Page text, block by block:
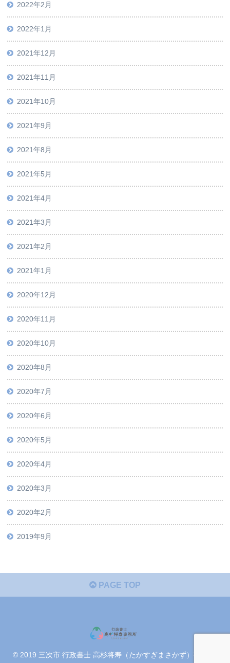
2022年2月
2022年1月
2021年12月
2021年11月
2021年10月
2021年9月
2021年8月
2021年5月
2021年4月
2021年3月
2021年2月
2021年1月
2020年12月
2020年11月
2020年10月
2020年8月
2020年7月
2020年6月
2020年5月
2020年4月
2020年3月
2020年2月
2019年9月
PAGE TOP
© 2019 三次市 行政書士 高杉将寿（たかすぎまさかず）事務所.